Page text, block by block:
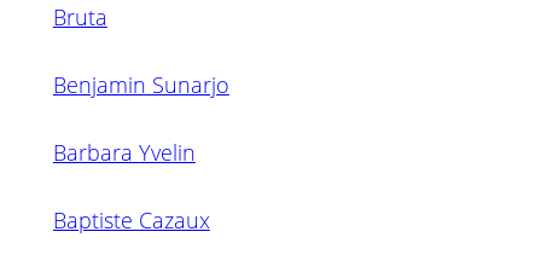
Bruta
Benjamin Sunarjo
Barbara Yvelin
Baptiste Cazaux